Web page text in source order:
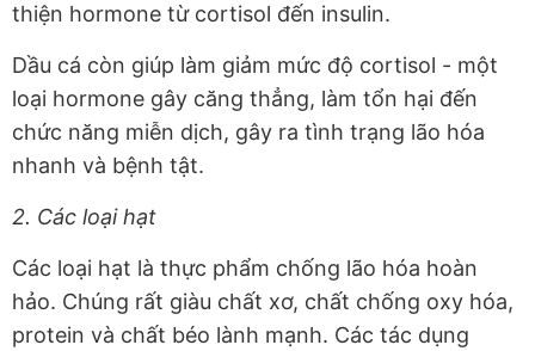
thiện hormone từ cortisol đến insulin.
Dầu cá còn giúp làm giảm mức độ cortisol - một
loại hormone gây căng thẳng, làm tổn hại đến
chức năng miễn dịch, gây ra tình trạng lão hóa
nhanh và bệnh tật.
2. Các loại hạt
Các loại hạt là thực phẩm chống lão hóa hoàn
hảo. Chúng rất giàu chất xơ, chất chống oxy hóa,
protein và chất béo lành mạnh. Các tác dụng